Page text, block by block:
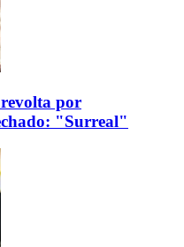
por
"Surreal"